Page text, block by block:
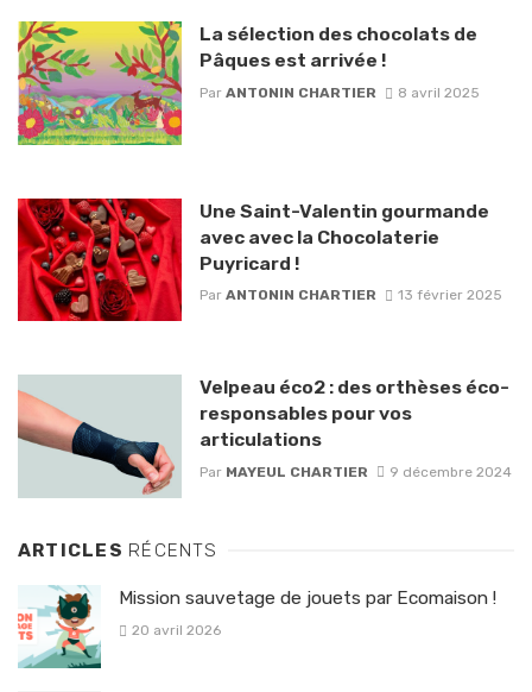
La sélection des chocolats de
Pâques est arrivée !
Par ANTONIN CHARTIER 8 avril 2025
Une Saint-Valentin gourmande
avec avec la Chocolaterie
Puyricard !
Par ANTONIN CHARTIER 13 février 2025
Velpeau éco2 : des orthèses éco-
responsables pour vos
articulations
Par MAYEUL CHARTIER 9 décembre 2024
ARTICLES RÉCENTS
Mission sauvetage de jouets par Ecomaison !
20 avril 2026